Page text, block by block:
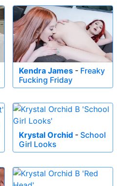
Kendra James - Freaky
Fucking Friday
Krystal Orchid - School
Girl Looks